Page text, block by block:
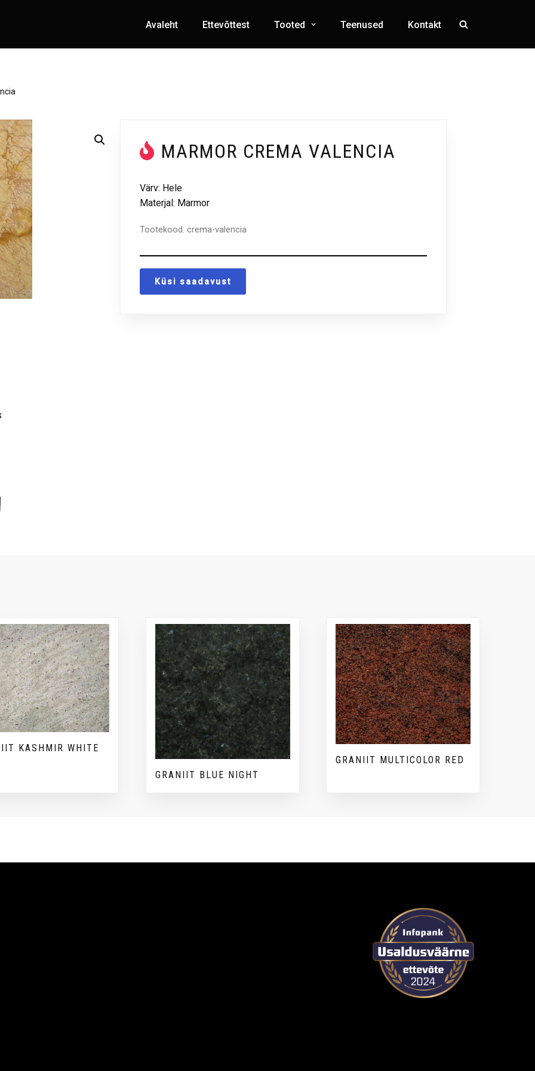
Avaleht Ettevõttest Tooted Teenused Kontakt
MARMOR CREMA VALENCIA
Värv: Hele
Materjal: Marmor
Tootekood:crema-valencia
Küsi saadavust
KASHMIR WHITE
GRANIIT BLUE NIGHT
GRANIIT MULTICOLOR RED